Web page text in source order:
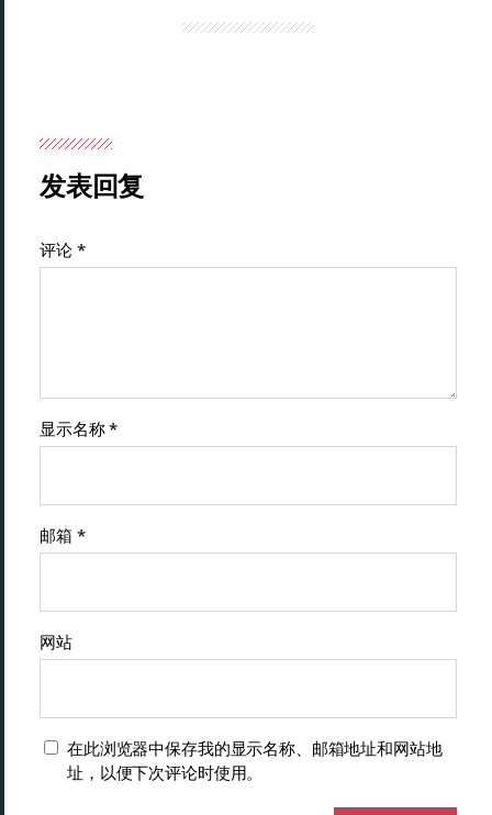
发表回复
评论 *
显示名称*
邮箱 *
网站
在此浏览器中保存我的显示名称、邮箱地址和网站地
址，以便下次评论时使用。